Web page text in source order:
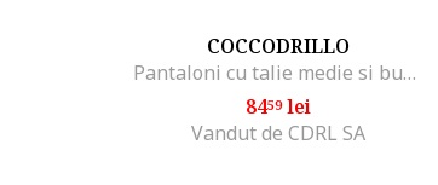
COCCODRILLO
Pantaloni cu talie medie si buzunare laterale
8459lei
Vandut de CDRL SA